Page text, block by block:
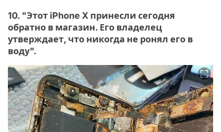
10. "Этот iPhone X принесли сегодня
обратно в магазин. Его владелец
утверждает, что никогда не ронял его в
воду".